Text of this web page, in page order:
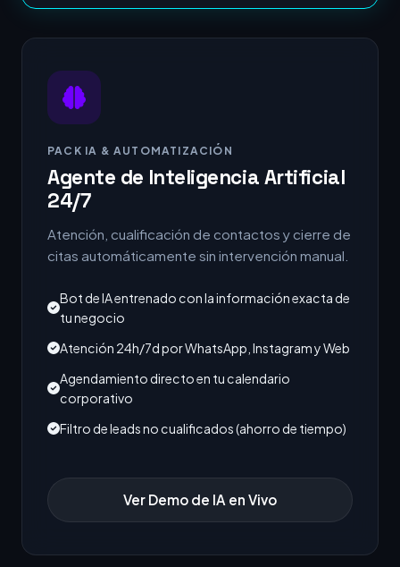
PACK IA & AUTOMATIZACIÓN
Agente de Inteligencia Artificial
24/7
Atención, cualificación de contactos y cierre de
citas automáticamente sin intervención manual.
Bot de IA entrenado con la información exacta de
tu negocio
Atención 24h/7d por WhatsApp, Instagram y Web
Agendamiento directo en tu calendario
corporativo
Filtro de leads no cualificados (ahorro de tiempo)
Ver Demo de IA en Vivo